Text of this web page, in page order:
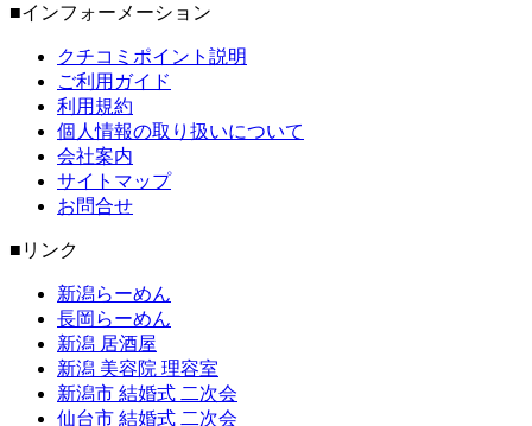
■インフォーメーション
クチコミポイント説明
ご利用ガイド
利用規約
個人情報の取り扱いについて
会社案内
サイトマップ
お問合せ
■リンク
新潟らーめん
長岡らーめん
新潟 居酒屋
新潟 美容院 理容室
新潟市 結婚式 二次会
仙台市 結婚式 二次会